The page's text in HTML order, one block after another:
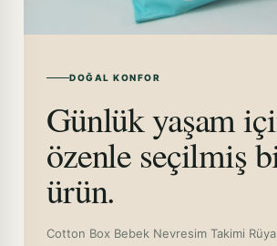
DOĞAL KONFOR
Günlük yaşam
özenle seçilmiş
ürün.
Cotton Box Bebek Nevresim Takimi